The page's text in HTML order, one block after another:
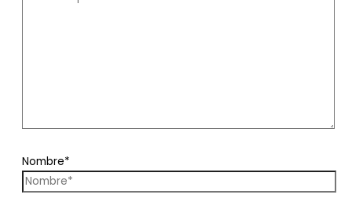
Nombre*